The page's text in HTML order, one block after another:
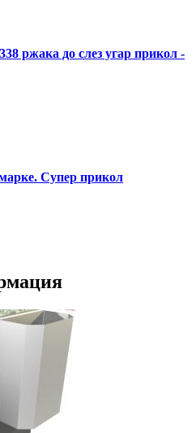
ржака до слез угар прикол -
Супер прикол